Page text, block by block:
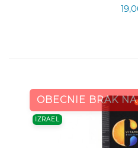
OBECNIE BRAK
IZRAEL